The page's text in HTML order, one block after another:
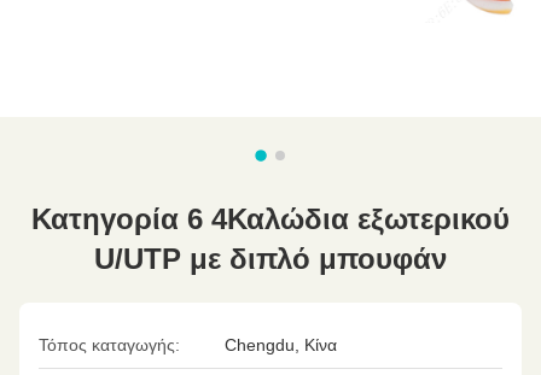
Κατηγορία 6 4Καλώδια εξωτερικού
U/UTP με διπλό μπουφάν
Τόπος καταγωγής: Chengdu, Κίνα